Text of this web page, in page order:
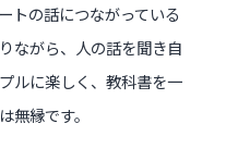
トの話につながっている
ながら、人の話を聞き自
ルに楽しく、教科書を一
無縁です。